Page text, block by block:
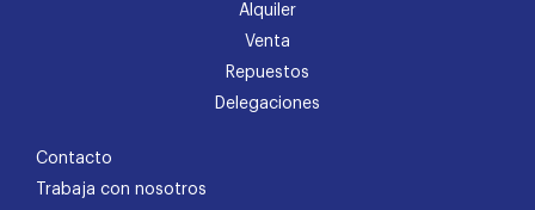
Alquiler
Venta
Repuestos
Delegaciones
Contacto
Trabaja con nosotros